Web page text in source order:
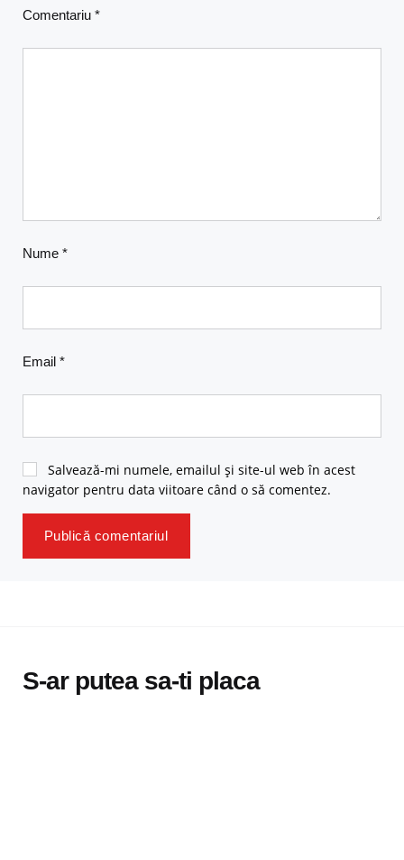
Comentariu *
Nume *
Email *
Salvează-mi numele, emailul și site-ul web în acest
navigator pentru data viitoare când o să comentez.
S-ar putea sa-ti placa